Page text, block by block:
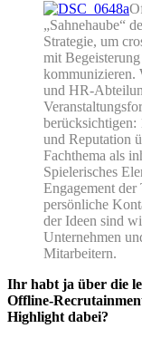
„Sahnehaube“
Strategie, um
mit
kommunizieren.
und HR-
berücksichtigen:
und Reputation
Fachthema als
Spielerisches
Engagement der
persönliche
der Ideen sind
Unternehmen
Mitarbeitern.
Ihr habt ja über die
Offline-
Highlight dabei?